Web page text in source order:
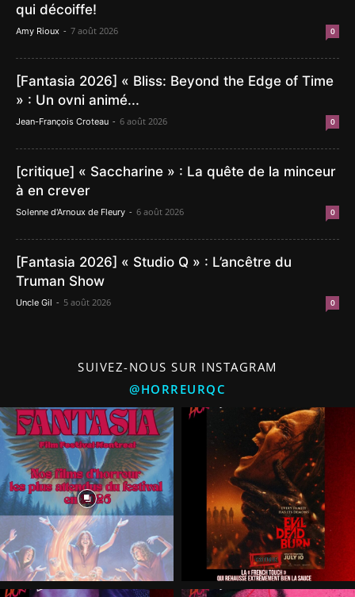
qui décoiffe!
Amy Rioux - 7 août 2026 0
[Fantasia 2026] « Bliss: Beyond the Edge of Time
» : Un ovni animé...
Jean-François Croteau - 6 août 2026 0
[critique] « Saccharine » : La quête de la minceur
à en crever
Solenne d'Arnoux de Fleury - 6 août 2026 0
[Fantasia 2026] « Studio Q » : L’ancêtre du
Truman Show
Uncle Gil - 5 août 2026 0
SUIVEZ-NOUS SUR INSTAGRAM
@HORREURQC